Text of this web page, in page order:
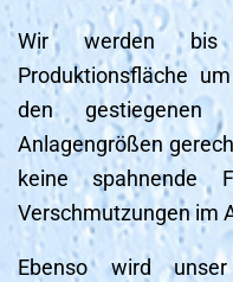
Wir werden bis
Produktionsfläche
den gestiegenen
Anlagengrößen
keine spahnende
Verschmutzungen im
Ebenso wird